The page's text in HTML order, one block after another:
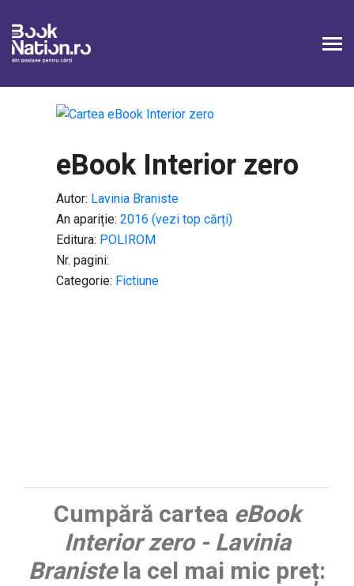
eBook Interior zero
Autor: Lavinia Braniste
An apariție: 2016 (vezi top cărți)
Editura: POLIROM
Nr. pagini:
Categorie: Fictiune
Cumpără cartea eBook
Interior zero - Lavinia
Branistela cel mai mic preț: